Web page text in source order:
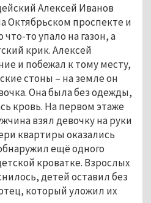
Алексей Иванов
Октябрьском проспекте и
то упало на газон, а
крик. Алексей
и побежал к тому месту,
стоны – на земле он
Она была без одежды,
кровь. На первом этаже
взял девочку на руки
квартиры оказались
ещё одного
кроватке. Взрослых
детей оставил без
который уложил их